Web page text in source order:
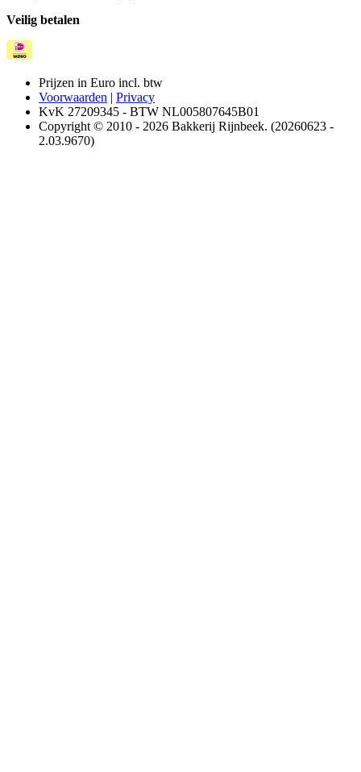
Veilig betalen
Prijzen in Euro incl. btw
Voorwaarden | Privacy
KvK 27209345 - BTW NL005807645B01
Copyright © 2010 - 2026 Bakkerij Rijnbeek. (20260623 -
2.03.9670)